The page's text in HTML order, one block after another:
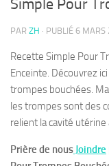
Simple Pour
PAR ZH · PUBLIÉ 6 MARS
Recette Simple Pour
Enceinte. Découvrez
trompes bouchées.
les trompes sont des
relient la cavité utérine
Prière de nous Joindre